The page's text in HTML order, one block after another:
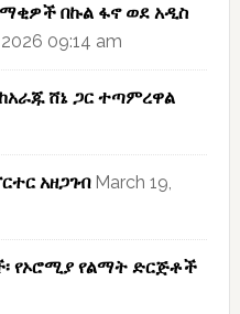
በኩል ፋኖ ወደ አዲስ
09:14 am
ሸኔ ጋር ተጣምረዋል
አዘጋገብ March 19,
የኦሮሚያ የልማት ድርጅቶች